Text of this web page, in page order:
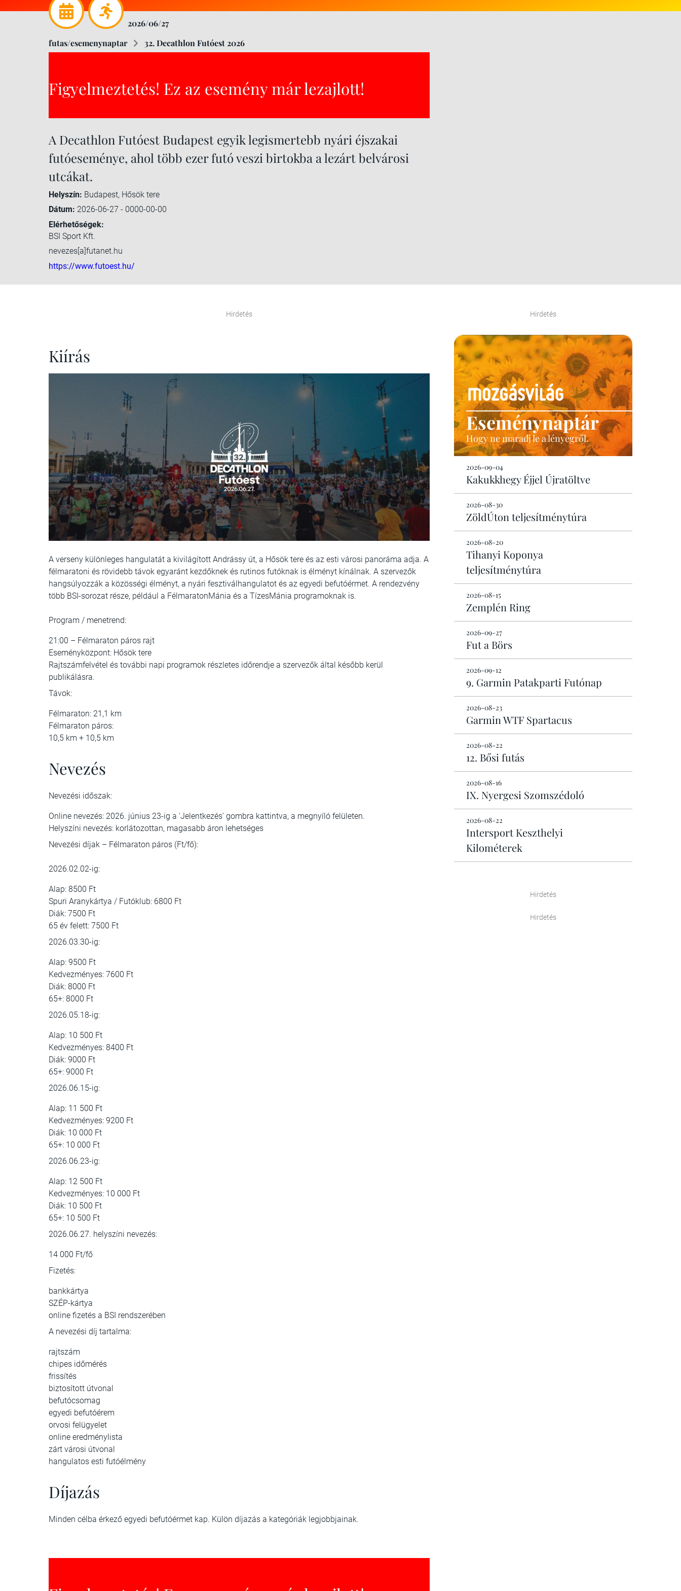
2026/06/27
futas/esemenynaptar
32. Decathlon Futóest 2026
Figyelmeztetés! Ez az esemény már lezajlott!
A Decathlon Futóest Budapest egyik legismertebb nyári éjszakai
futóeseménye, ahol több ezer futó veszi birtokba a lezárt belvárosi
utcákat.
Helyszín: Budapest, Hősök tere
Dátum: 2026-06-27 - 0000-00-00
Elérhetőségek:
BSI Sport Kft.
nevezes[a]futanet.hu
https://www.futoest.hu/
Hirdetés
Kiírás
A verseny különleges hangulatát a kivilágított Andrássy út, a Hősök tere és az esti városi panoráma adja. A
félmaratoni és rövidebb távok egyaránt kezdőknek és rutinos futóknak is élményt kínálnak. A szervezők
hangsúlyozzák a közösségi élményt, a nyári fesztiválhangulatot és az egyedi befutóérmet. A rendezvény
több BSI-sorozat része, például a FélmaratonMánia és a TízesMánia programoknak is.
Program / menetrend:
21:00 – Félmaraton páros rajt
Eseményközpont: Hősök tere
Rajtszámfelvétel és további napi programok részletes időrendje a szervezők által később kerül
publikálásra.
Távok:
Félmaraton: 21,1 km
Félmaraton páros:
10,5 km + 10,5 km
Nevezés
Nevezési időszak:
Online nevezés: 2026. június 23-ig a 'Jelentkezés' gombra kattintva, a megnyíló felületen.
Helyszíni nevezés: korlátozottan, magasabb áron lehetséges
Nevezési díjak – Félmaraton páros (Ft/fő):
2026.02.02-ig:
Alap: 8500 Ft
Spuri Aranykártya / Futóklub: 6800 Ft
Diák: 7500 Ft
65 év felett: 7500 Ft
2026.03.30-ig:
Alap: 9500 Ft
Kedvezményes: 7600 Ft
Diák: 8000 Ft
65+: 8000 Ft
2026.05.18-ig:
Alap: 10 500 Ft
Kedvezményes: 8400 Ft
Diák: 9000 Ft
65+: 9000 Ft
2026.06.15-ig:
Alap: 11 500 Ft
Kedvezményes: 9200 Ft
Diák: 10 000 Ft
65+: 10 000 Ft
2026.06.23-ig:
Alap: 12 500 Ft
Kedvezményes: 10 000 Ft
Diák: 10 500 Ft
65+: 10 500 Ft
2026.06.27. helyszíni nevezés:
14 000 Ft/fő
Fizetés:
bankkártya
SZÉP-kártya
online fizetés a BSI rendszerében
A nevezési díj tartalma:
rajtszám
chipes időmérés
frissítés
biztosított útvonal
befutócsomag
egyedi befutóérem
orvosi felügyelet
online eredménylista
zárt városi útvonal
hangulatos esti futóélmény
Díjazás
Minden célba érkező egyedi befutóérmet kap. Külön díjazás a kategóriák legjobbjainak.
Hirdetés
Eseménynaptár
Hogy ne maradj le a lényegről.
2026-09-04
Kakukkhegy Éjjel Újratöltve
2026-08-30
ZöldÚton teljesítménytúra
2026-08-20
Tihanyi Koponya
teljesítménytúra
2026-08-15
Zemplén Ring
2026-09-27
Fut a Börs
2026-09-12
9. Garmin Patakparti Futónap
2026-08-23
Garmin WTF Spartacus
2026-08-22
12. Bősi futás
2026-08-16
IX. Nyergesi Szomszédoló
2026-08-22
Intersport Keszthelyi
Kilométerek
Hirdetés
Hirdetés